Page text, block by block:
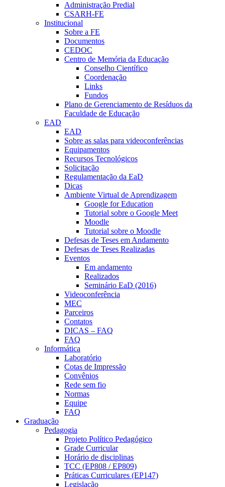
Administração Predial
CSARH-FE
Institucional
Sobre a FE
Documentos
CEDOC
Centro de Memória da Educação
Conselho Científico
Coordenação
Links
Fundos
Plano de Gerenciamento de Resíduos da
Faculdade de Educação
EAD
EAD
Sobre as salas para videoconferências
Equipamentos
Recursos Tecnológicos
Solicitação
Regulamentação da EaD
Dicas
Ambiente Virtual de Aprendizagem
Google for Education
Tutorial sobre o Google Meet
Moodle
Tutorial sobre o Moodle
Defesas de Teses em Andamento
Defesas de Teses Realizadas
Eventos
Em andamento
Realizados
Seminário EaD (2016)
Videoconferência
MEC
Parceiros
Contatos
DICAS – FAQ
FAQ
Informática
Laboratório
Cotas de Impressão
Convênios
Rede sem fio
Normas
Equipe
FAQ
Graduação
Pedagogia
Projeto Político Pedagógico
Grade Curricular
Horário de disciplinas
TCC (EP808 / EP809)
Práticas Curriculares (EP147)
Legislação